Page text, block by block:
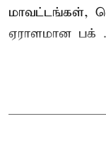
மாவட்டங்கள்,
ஏராளமான பக்